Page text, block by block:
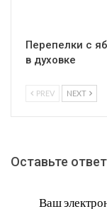
Перепелки с
в духовке
PREV NEXT
Оставьте ответ
Ваш